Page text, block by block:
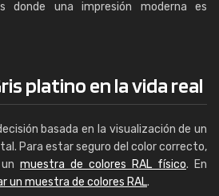
donde una impresión moderna es
platino en la vida real
basada en la visualización de un
Para estar seguro del color correcto,
muestra de colores RAL físico. En
un muestra de colores RAL.